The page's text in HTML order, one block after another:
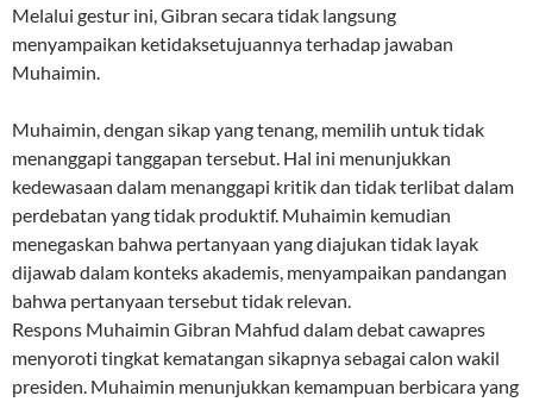
Melalui gestur ini, Gibran secara tidak langsung
menyampaikan ketidaksetujuannya terhadap jawaban
Muhaimin.
Muhaimin, dengan sikap yang tenang, memilih untuk tidak
menanggapi tanggapan tersebut. Hal ini menunjukkan
kedewasaan dalam menanggapi kritik dan tidak terlibat dalam
perdebatan yang tidak produktif. Muhaimin kemudian
menegaskan bahwa pertanyaan yang diajukan tidak layak
dijawab dalam konteks akademis, menyampaikan pandangan
bahwa pertanyaan tersebut tidak relevan.
Respons Muhaimin Gibran Mahfud dalam debat cawapres
menyoroti tingkat kematangan sikapnya sebagai calon wakil
presiden. Muhaimin menunjukkan kemampuan berbicara yang